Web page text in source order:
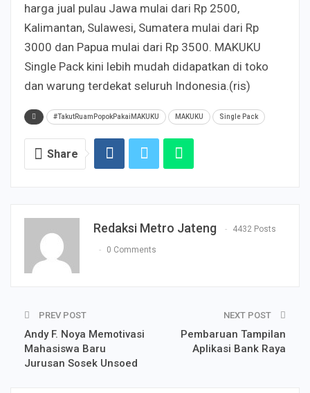
harga jual pulau Jawa mulai dari Rp 2500,
Kalimantan, Sulawesi, Sumatera mulai dari Rp
3000 dan Papua mulai dari Rp 3500. MAKUKU
Single Pack kini lebih mudah didapatkan di toko
dan warung terdekat seluruh Indonesia.(ris)
#TakutRuamPopokPakaiMAKUKU MAKUKU Single Pack
Share
Redaksi Metro Jateng 4432 Posts
0 Comments
PREV POST
Andy F. Noya Memotivasi
Mahasiswa Baru
Jurusan Sosek Unsoed
NEXT POST
Pembaruan Tampilan
Aplikasi Bank Raya